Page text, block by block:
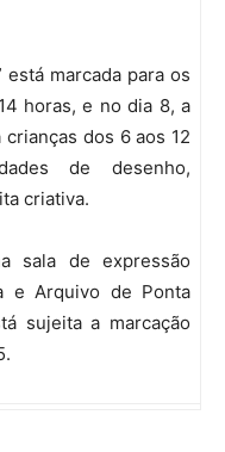
está marcada para os
horas, e no dia 8, a
dos 6 aos 12
de desenho,
criativa.
sala de expressão
e Arquivo de Ponta
sujeita a marcação